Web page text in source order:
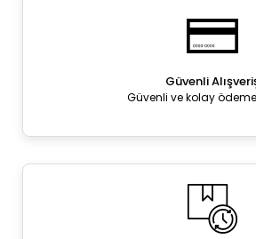
Güvenli
Güvenli ve kolay